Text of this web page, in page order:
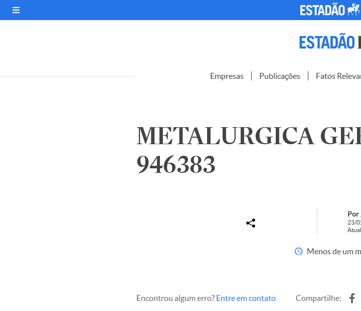
Empresas Publicações Fatos
METALURGICA
946383
Por
23/
Menos de um
Encontrou algum erro? Entre em contato Compartilhe: